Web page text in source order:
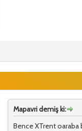
Mapavri demiş ki:
Bence XTrent oaraba